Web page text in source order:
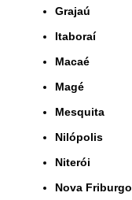
Grajaú
Itaboraí
Macaé
Magé
Mesquita
Nilópolis
Niterói
Nova Friburgo